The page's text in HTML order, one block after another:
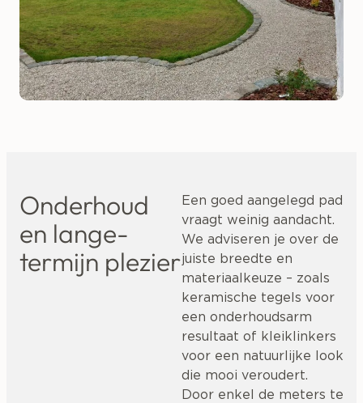
Onderhoud
en lange-
termijn plezier
Een goed aangelegd pad
vraagt weinig aandacht.
We adviseren je over de
juiste breedte en
materiaalkeuze – zoals
keramische tegels voor
een onderhoudsarm
resultaat of kleiklinkers
voor een natuurlijke look
die mooi veroudert.
Door enkel de meters te